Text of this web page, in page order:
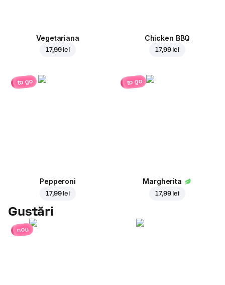
Vegetariana
17,99 lei
Chicken BBQ
17,99 lei
to go
Pepperoni
17,99 lei
to go
Margherita
17,99 lei
Gustări
nou